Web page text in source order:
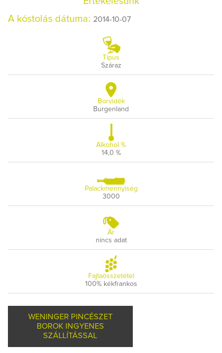
A kóstolás dátuma: 2014-10-07
Típus
Száraz
Borvidék
Burgenland
Alkohol %
14,0 %
Palackmennyiség
3000
Ár
nincs adat
Fajtaösszetétel
100% kékfrankos
WENINGER PINCÉSZET
BOROK INGYENES
SZÁLLÍTÁSSAL